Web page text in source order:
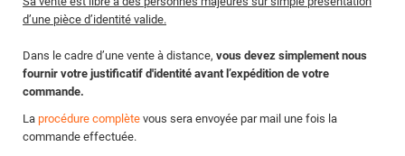
d’une pièce d’identité valide.
Dans le cadre d’une vente à distance, vous devez simplement nous
fournir votre justificatif d'identité avant l’expédition de votre
commande.
La procédure complète vous sera envoyée par mail une fois la
commande effectuée.